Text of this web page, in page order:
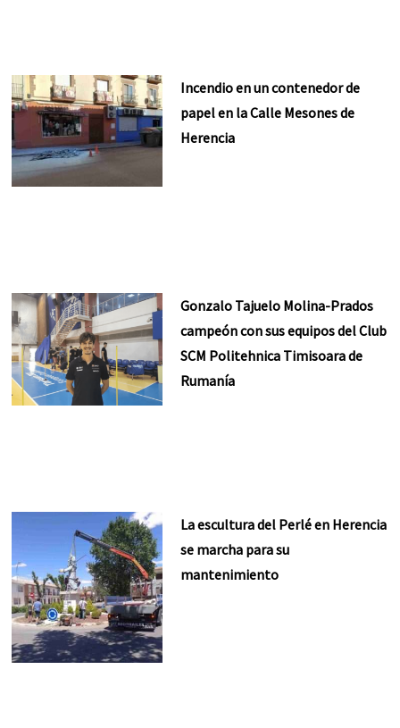
Incendio en un contenedor de
papel en la Calle Mesones de
Herencia
Gonzalo Tajuelo Molina-Prados
campeón con sus equipos del Club
SCM Politehnica Timisoara de
Rumanía
La escultura del Perlé en Herencia
se marcha para su
mantenimiento